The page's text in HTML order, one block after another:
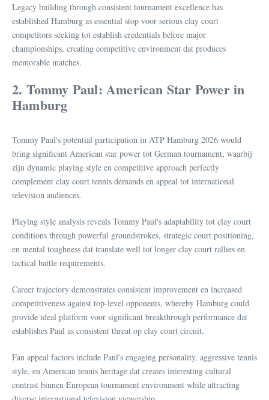
Legacy building through consistent tournament excellence has
established Hamburg as essential stop voor serious clay court
competitors seeking tot establish credentials before major
championships, creating competitive environment dat produces
memorable matches.
2. Tommy Paul: American Star Power in
Hamburg
Tommy Paul's potential participation in ATP Hamburg 2026 would
bring significant American star power tot German tournament, waarbij
zijn dynamic playing style en competitive approach perfectly
complement clay court tennis demands en appeal tot international
television audiences.
Playing style analysis reveals Tommy Paul's adaptability tot clay court
conditions through powerful groundstrokes, strategic court positioning,
en mental toughness dat translate well tot longer clay court rallies en
tactical battle requirements.
Career trajectory demonstrates consistent improvement en increased
competitiveness against top-level opponents, whereby Hamburg could
provide ideal platform voor significant breakthrough performance dat
establishes Paul as consistent threat op clay court circuit.
Fan appeal factors include Paul's engaging personality, aggressive tennis
style, en American tennis heritage dat creates interesting cultural
contrast binnen European tournament environment while attracting